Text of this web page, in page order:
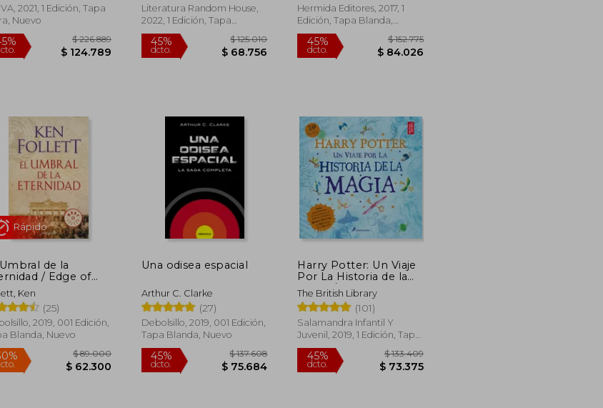
2021, 1 Edición, Tapa
Nuevo
45%
dcto. $ 124.789
Literatura Random House,
2022, 1 Edición, Tapa
Blanda, Nuevo
dcto.
$ 125.010
$ 68.756
Hermida Editores, 2017, 1
Edición, Tapa Blanda,
Nuevo
de la
/ Edge of
Ken
(25)
2019, 001 Edición,
Blanda, Nuevo
Una odisea espacial
Arthur C. Clarke
(27)
Debolsillo, 2019, 001 Edición,
Tapa Blanda, Nuevo
Harry Potter: Un Viaje
Por La Historia de la
Magia / Harry Potter: A
History of Magic =
Harry Potter
The British Library
(101)
Salamandra Infantil Y
Juvenil, 2019, 1 Edición, Tapa
Blanda, Nuevo